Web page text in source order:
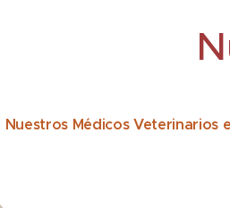
Nuestros Médicos Veterinarios